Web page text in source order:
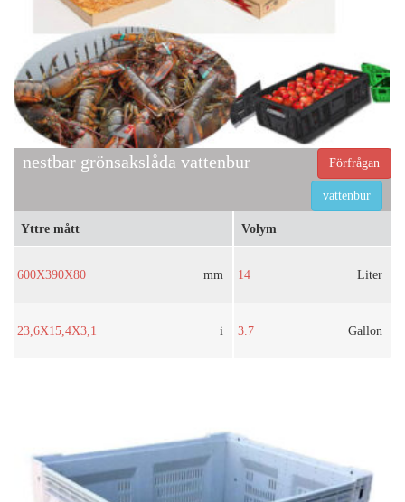
nestbar grönsakslåda vattenbur Förfrågan
vattenbur
Yttre mått
600X390X80 mm
23,6X15,4X3,1 i
Volym
14 Liter
3.7 Gallon